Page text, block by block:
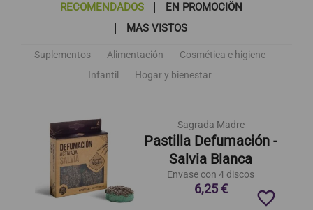
RECOMENDADOS
EN PROMOCIÖN
MAS VISTOS
Suplementos Alimentación
Cosmética e higiene
Infantil
Hogar y bienestar
Sagrada Madre
Pastilla Defumación -
Salvia Blanca
Envase con 4 discos
6,25 € favorite_border